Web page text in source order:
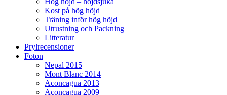
Kost på hög höjd
Träning inför hög höjd
Utrustning och Packning
Litteratur
Prylrecensioner
Foton
Nepal 2015
Mont Blanc 2014
Aconcagua 2013
Aconcagua 2009